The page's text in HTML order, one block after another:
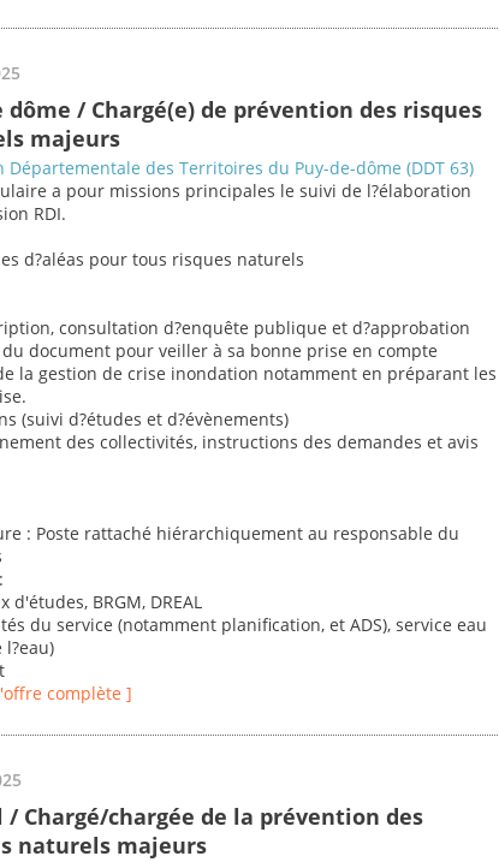
dôme / Chargé(e) de prévention des risques
majeurs
Départementale des Territoires du Puy-de-dôme (DDT 63)
a pour missions principales le suivi de l?élaboration
RDI.
d?aléas pour tous risques naturels
consultation d?enquête publique et d?approbation
document pour veiller à sa bonne prise en compte
la gestion de crise inondation notamment en préparant les
(suivi d?études et d?évènements)
des collectivités, instructions des demandes et avis
: Poste rattaché hiérarchiquement au responsable du
d'études, BRGM, DREAL
du service (notamment planification, et ADS), service eau
complète ]
/ Chargé/chargée de la prévention des
naturels majeurs